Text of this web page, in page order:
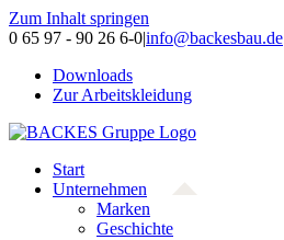
Zum Inhalt springen
0 65 97 - 90 26 6-0|info@backesbau.de
Downloads
Zur Arbeitskleidung
Start
Unternehmen
Marken
Geschichte